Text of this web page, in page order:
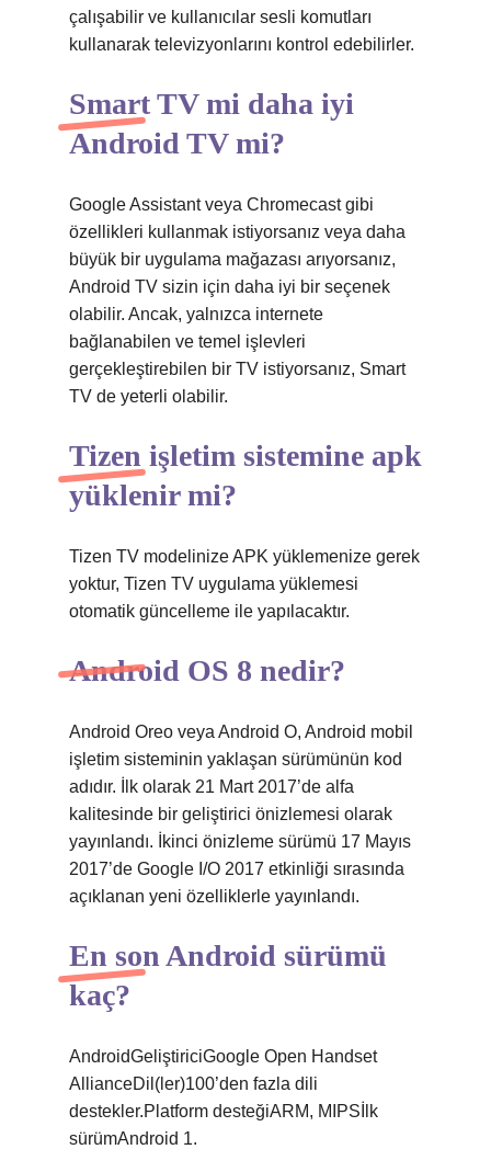
çalışabilir ve kullanıcılar sesli komutları
kullanarak televizyonlarını kontrol edebilirler.
Smart TV mi daha iyi
Android TV mi?
Google Assistant veya Chromecast gibi
özellikleri kullanmak istiyorsanız veya daha
büyük bir uygulama mağazası arıyorsanız,
Android TV sizin için daha iyi bir seçenek
olabilir. Ancak, yalnızca internete
bağlanabilen ve temel işlevleri
gerçekleştirebilen bir TV istiyorsanız, Smart
TV de yeterli olabilir.
Tizen işletim sistemine apk
yüklenir mi?
Tizen TV modelinize APK yüklemenize gerek
yoktur, Tizen TV uygulama yüklemesi
otomatik güncelleme ile yapılacaktır.
Android OS 8 nedir?
Android Oreo veya Android O, Android mobil
işletim sisteminin yaklaşan sürümünün kod
adıdır. İlk olarak 21 Mart 2017’de alfa
kalitesinde bir geliştirici önizlemesi olarak
yayınlandı. İkinci önizleme sürümü 17 Mayıs
2017’de Google I/O 2017 etkinliği sırasında
açıklanan yeni özelliklerle yayınlandı.
En son Android sürümü
kaç?
AndroidGeliştiriciGoogle Open Handset
AllianceDil(ler)100’den fazla dili
destekler.Platform desteğiARM, MIPSİlk
sürümAndroid 1.